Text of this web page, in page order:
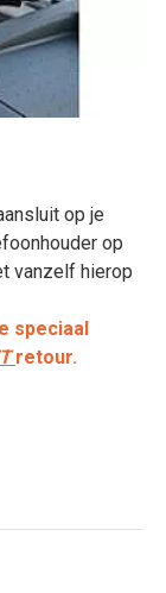
op je
op
vanzelf hierop
speciaal
retour.